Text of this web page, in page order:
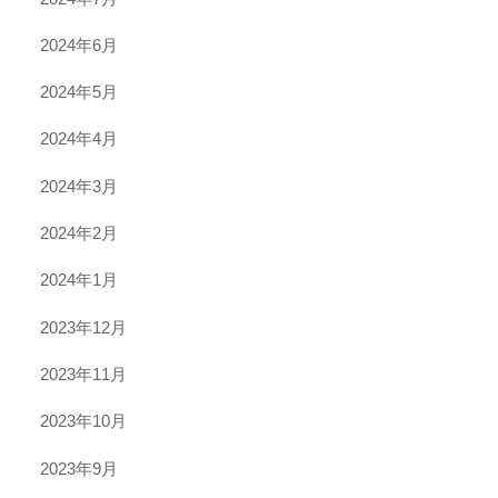
2024年6月
2024年5月
2024年4月
2024年3月
2024年2月
2024年1月
2023年12月
2023年11月
2023年10月
2023年9月